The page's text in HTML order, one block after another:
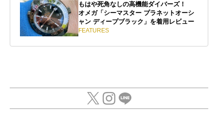
もはや死角なしの高機能ダイバーズ！
オメガ「シーマスター プラネットオーシ
ャン ディープブラック」を着用レビュー
FEATURES